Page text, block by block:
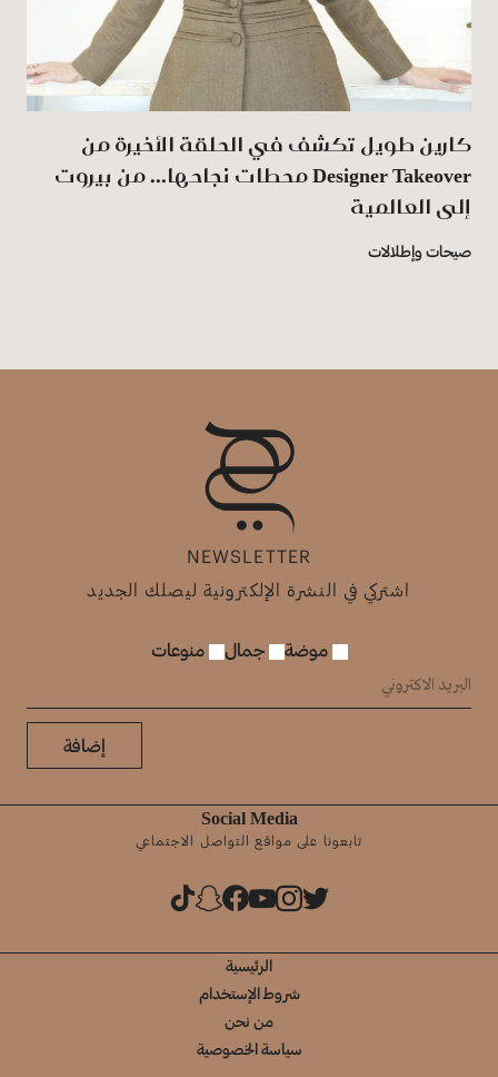
كارين طويل تكشف في الحلقة الأخيرة من
‏Designer ‎Takeover‏ محطات نجاحها... من بيروت
إلى ‏العالمية
صيحات وإطلالات
NEWSLETTER
اشتركي في النشرة الإلكترونية ليصلك الجديد
موضة جمال منوعات
إضافة
Social Media
تابعونا على مواقع التواصل الاجتماعي
الرئيسية
شروط الإستخدام
من نحن
سياسة الخصوصية